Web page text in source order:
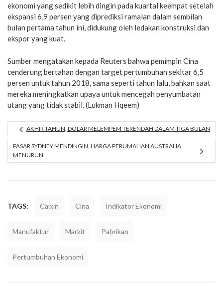
ekonomi yang sedikit lebih dingin pada kuartal keempat setelah
ekspansi 6,9 persen yang diprediksi ramalan dalam sembilan
bulan pertama tahun ini, didukung oleh ledakan konstruksi dan
ekspor yang kuat.
Sumber mengatakan kepada Reuters bahwa pemimpin Cina
cenderung bertahan dengan target pertumbuhan sekitar 6,5
persen untuk tahun 2018, sama seperti tahun lalu, bahkan saat
mereka meningkatkan upaya untuk mencegah penyumbatan
utang yang tidak stabil. (Lukman Hqeem)
AKHIR TAHUN, DOLAR MELEMPEM TERENDAH DALAM TIGA BULAN
PASAR SYDNEY MENDINGIN, HARGA PERUMAHAN AUSTRALIA
MENURUN
TAGS: Caixin Cina Indikator Ekonomi
Manufaktur Markit Pabrikan
Pertumbuhan Ekonomi